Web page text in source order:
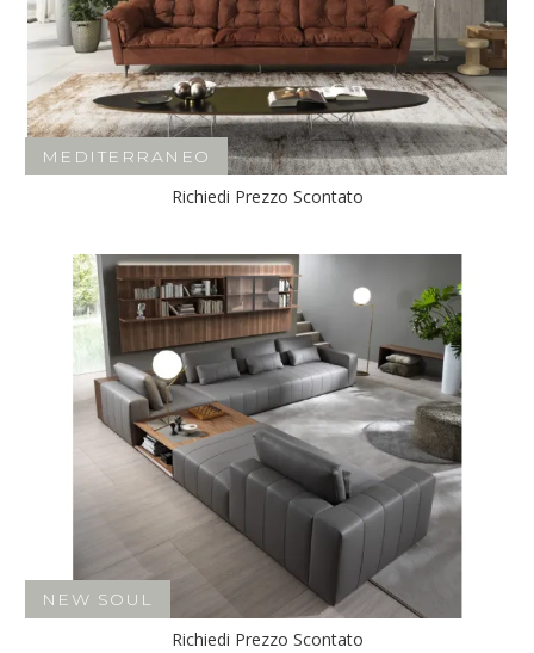
MEDITERRANEO
Richiedi Prezzo Scontato
NEW SOUL
Richiedi Prezzo Scontato